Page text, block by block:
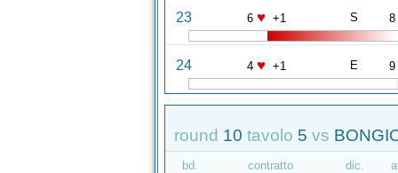
23 6 ♥ +1 S 8
24 4 ♥ +1 E 9
round 10 tavolo 5 vs
bd. contratto dic.